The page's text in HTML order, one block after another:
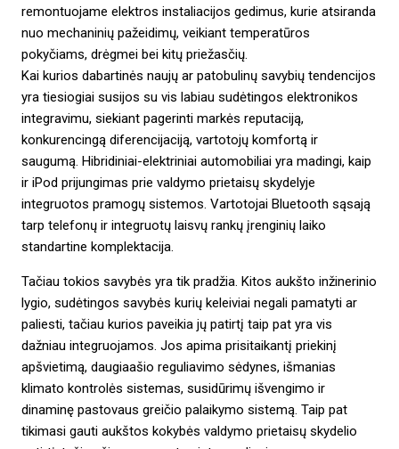
remontuojame elektros instaliacijos gedimus, kurie atsiranda
nuo mechaninių pažeidimų, veikiant temperatūros
pokyčiams, drėgmei bei kitų priežasčių.
Kai kurios dabartinės naujų ar patobulinų savybių tendencijos
yra tiesiogiai susijos su vis labiau sudėtingos elektronikos
integravimu, siekiant pagerinti markės reputaciją,
konkurencingą diferencijaciją, vartotojų komfortą ir
saugumą.Hibridiniai-elektriniai automobiliai yra madingi, kaip
ir iPod prijungimas prie valdymo prietaisų skydelyje
integruotos pramogų sistemos. Vartotojai Bluetooth sąsają
tarp telefonų ir integruotų laisvų rankų įrenginių laiko
standartine komplektacija.
Tačiau tokios savybės yra tik pradžia. Kitos aukšto inžinerinio
lygio, sudėtingos savybės kurių keleiviai negali pamatyti ar
paliesti, tačiau kurios paveikia jų patirtį taip pat yra vis
dažniau integruojamos. Jos apima prisitaikantį priekinį
apšvietimą, daugiaašio reguliavimo sėdynes, išmanias
klimato kontrolės sistemas, susidūrimų išvengimo ir
dinaminę pastovaus greičio palaikymo sistemą. Taip pat
tikimasi gauti aukštos kokybės valdymo prietaisų skydelio